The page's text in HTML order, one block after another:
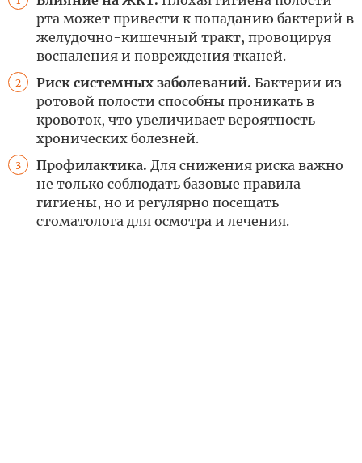
рта может привести к попаданию бактерий в
желудочно-кишечный тракт, провоцируя
воспаления и повреждения тканей.
2 Риск системных заболеваний. Бактерии из
ротовой полости способны проникать в
кровоток, что увеличивает вероятность
хронических болезней.
3 Профилактика. Для снижения риска важно
не только соблюдать базовые правила
гигиены, но и регулярно посещать
стоматолога для осмотра и лечения.